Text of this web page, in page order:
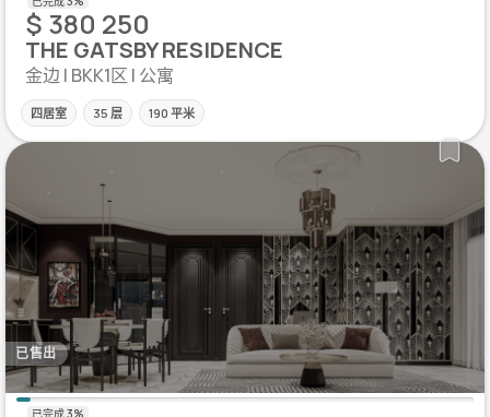
$ 380 250
THE GATSBY RESIDENCE
金边 | BKK1区 | 公寓
四居室 35 层 190 平米
已售出